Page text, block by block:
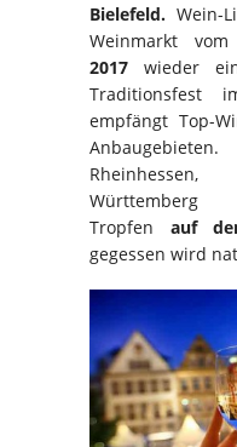
Bielefeld.Wein-
Weinmarkt
2017 wieder
Traditionsfest
empfängt Top-
Württemberg
Tropfen auf
gegessen wird